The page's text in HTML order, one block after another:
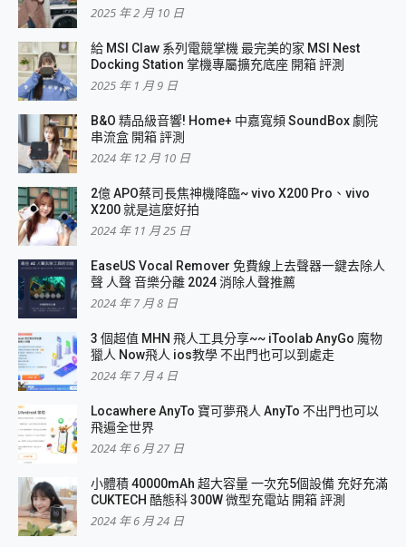
2025 年 2 月 10 日
給 MSI Claw 系列電競掌機 最完美的家 MSI Nest
Docking Station 掌機專屬擴充底座 開箱 評測
2025 年 1 月 9 日
B&O 精品級音響! Home+ 中嘉寬頻 SoundBox 劇院
串流盒 開箱 評測
2024 年 12 月 10 日
2億 APO蔡司長焦神機降臨~ vivo X200 Pro、vivo
X200 就是這麼好拍
2024 年 11 月 25 日
EaseUS Vocal Remover 免費線上去聲器一鍵去除人
聲 人聲 音樂分離 2024 消除人聲推薦
2024 年 7 月 8 日
3 個超值 MHN 飛人工具分享~~ iToolab AnyGo 魔物
獵人 Now飛人 ios教學 不出門也可以到處走
2024 年 7 月 4 日
Locawhere AnyTo 寶可夢飛人 AnyTo 不出門也可以
飛遍全世界
2024 年 6 月 27 日
小體積 40000mAh 超大容量 一次充5個設備 充好充滿
CUKTECH 酷態科 300W 微型充電站 開箱 評測
2024 年 6 月 24 日